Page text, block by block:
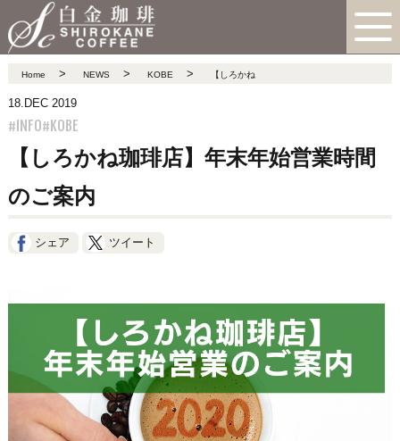
Home > NEWS > KOBE > 【しろかね
18.DEC 2019
#INFO#KOBE
【しろかね珈琲店】年末年始営業時間
のご案内
シェア ツイート